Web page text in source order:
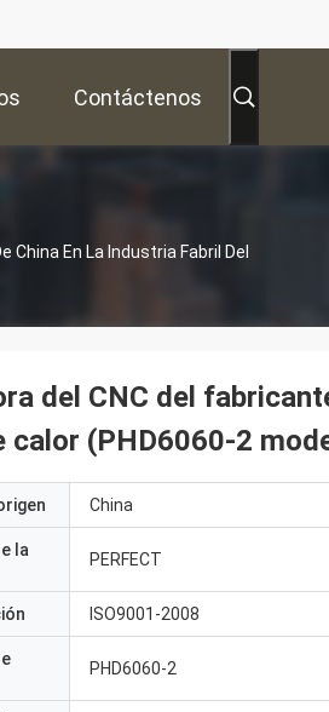
Contáctenos
China En La Industria Fabril Del
del CNC del
calor (PHD6060-2
China
la PERFECT
ISO9001-2008
PHD6060-2